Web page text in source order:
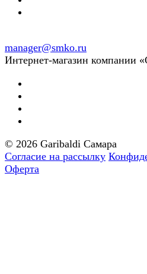
manager@smko.ru
Интернет-магазин компании
© 2026 Garibaldi Самара
Согласие на рассылку
Оферта